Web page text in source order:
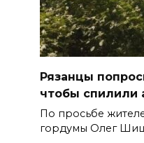
Рязанцы
чтобы спилили
По просьбе
гордумы Олег